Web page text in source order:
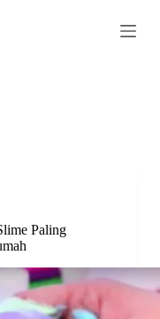
Paling